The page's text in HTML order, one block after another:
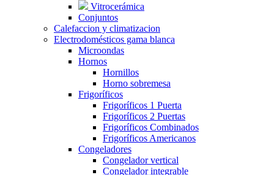
Vitrocerámica
Conjuntos
Calefaccion y climatizacion
Electrodomésticos gama blanca
Microondas
Hornos
Hornillos
Horno sobremesa
Frigoríficos
Frigoríficos 1 Puerta
Frigoríficos 2 Puertas
Frigoríficos Combinados
Frigoríficos Americanos
Congeladores
Congelador vertical
Congelador integrable